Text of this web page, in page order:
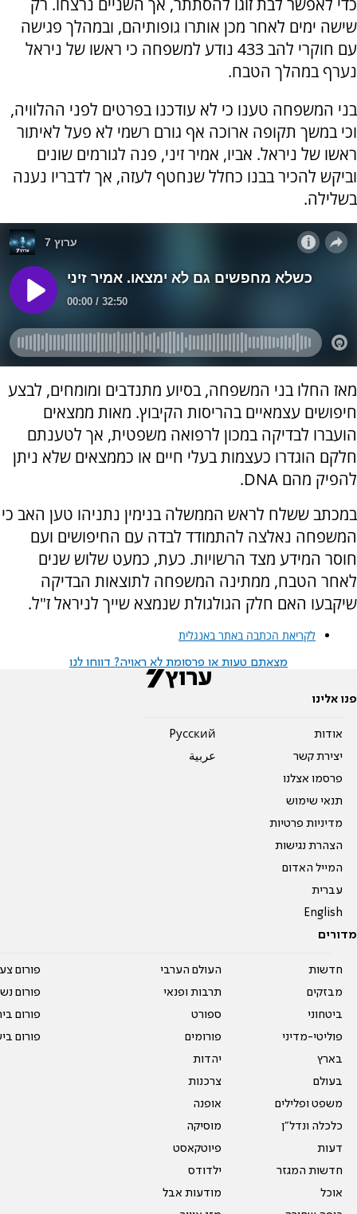
כדי לאפשר לבת זוגו להסתתר, אך השניים נרצחו. רק
שישה ימים לאחר מכן אותרו גופותיהם, ובמהלך פגישה
עם חוקרי להב 433 נודע למשפחה כי ראשו של ניראל
נערף במהלך הטבח.
בני המשפחה טענו כי לא עודכנו בפרטים לפני ההלוויה,
וכי במשך תקופה ארוכה אף גורם רשמי לא פעל לאיתור
ראשו של ניראל. אביו, אמיר זיני, פנה לגורמים שונים
וביקש להכיר בבנו כחלל שנחטף לעזה, אך לדבריו נענה
בשלילה.
מאז החלו בני המשפחה, בסיוע מתנדבים ומומחים, לבצע
חיפושים עצמאיים בהריסות הקיבוץ. מאות ממצאים
הועברו לבדיקה במכון לרפואה משפטית, אך לטענתם
חלקם הוגדרו כעצמות בעלי חיים או כממצאים שלא ניתן
להפיק מהם DNA.
במכתב ששלח לראש הממשלה בנימין נתניהו טען האב כי
המשפחה נאלצה להתמודד לבדה עם החיפושים ועם
חוסר המידע מצד הרשויות. כעת, כמעט שלוש שנים
לאחר הטבח, ממתינה המשפחה לתוצאות הבדיקה
שיקבעו האם חלק הגולגולת שנמצא שייך לניראל ז"ל.
לקריאת הכתבה באתר באנגלית
מצאתם טעות או פרסומת לא ראויה? דווחו לנו
פנו אלינו
אודות
יצירת קשר
פרסמו אצלנו
תנאי שימוש
מדיניות פרטיות
הצהרת נגישות
המייל האדום
עברית
English
Pусский
عربية
מדורים
חדשות
מבזקים
ביטחוני
פוליטי-מדיני
בארץ
בעולם
משפט ופלילים
כלכלה ונדל"ן
דעות
חדשות המגזר
אוכל
העולם הערבי
תרבות ופנאי
ספורט
פורומים
יהדות
צרכנות
אופנה
מוסיקה
פיוטקאסט
ילדודס
מודעות אבל
פורום
פורום
פורום
פורום